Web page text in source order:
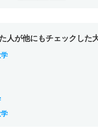
人が他にもチェックした